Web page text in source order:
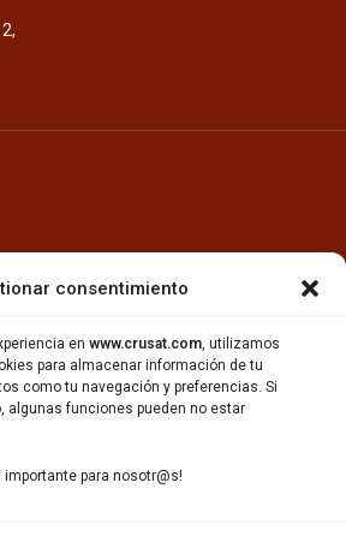
consentimiento
en www.crusat.com, utilizamos
para almacenar información de tu
como tu navegación y preferencias. Si
algunas funciones pueden no estar
importante para nosotr@s!
ALIMENTACIÓN
VINO